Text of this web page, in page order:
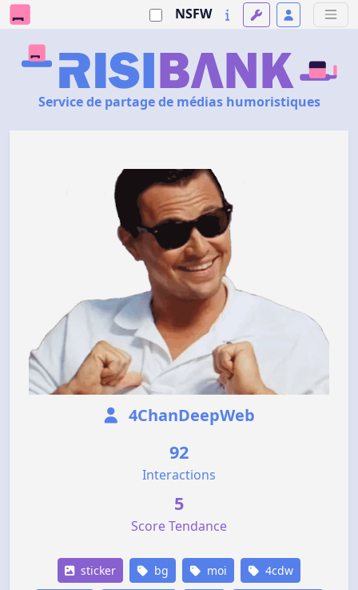
NSFW
Service de partage de médias humoristiques
4ChanDeepWeb
92
Interactions
5
Score Tendance
sticker bg moi 4cdw